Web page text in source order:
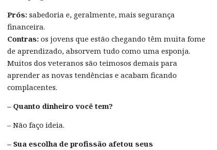
Prós: sabedoria e, geralmente, mais segurança
financeira.
Contras: os jovens que estão chegando têm muita fome
de aprendizado, absorvem tudo como uma esponja.
Muitos dos veteranos são teimosos demais para
aprender as novas tendências e acabam ficando
complacentes.
– Quanto dinheiro você tem?
– Não faço ideia.
– Sua escolha de profissão afetou seus